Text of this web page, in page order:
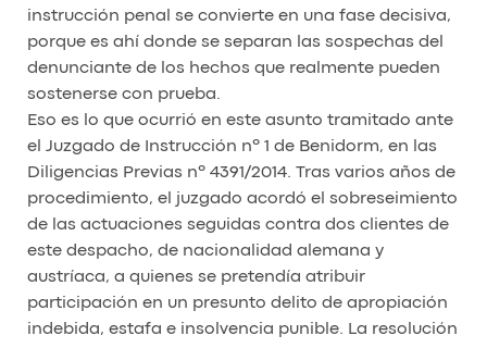
instrucción penal se convierte en una fase decisiva,
porque es ahí donde se separan las sospechas del
denunciante de los hechos que realmente pueden
sostenerse con prueba.
Eso es lo que ocurrió en este asunto tramitado ante
el Juzgado de Instrucción nº 1 de Benidorm, en las
Diligencias Previas nº 4391/2014. Tras varios años de
procedimiento, el juzgado acordó el sobreseimiento
de las actuaciones seguidas contra dos clientes de
este despacho, de nacionalidad alemana y
austríaca, a quienes se pretendía atribuir
participación en un presunto delito de apropiación
indebida, estafa e insolvencia punible. La resolución